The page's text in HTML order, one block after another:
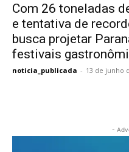
Com 26 toneladas
e tentativa de
busca projetar
festivais
noticia_publicada - 13 de junho
-